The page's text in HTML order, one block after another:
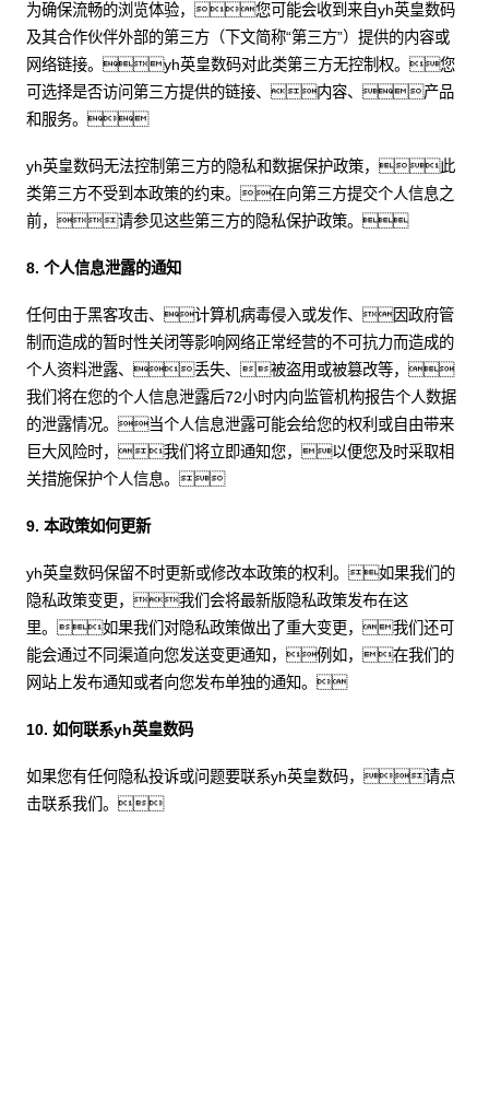
为确保流畅的浏览体验，您可能会收到来自yh英皇数码
及其合作伙伴外部的第三方（下文简称“第三方”）提供的内容或
网络链接。yh英皇数码对此类第三方无控制权。您
可选择是否访问第三方提供的链接、内容、产品
和服务。
yh英皇数码无法控制第三方的隐私和数据保护政策，此
类第三方不受到本政策的约束。在向第三方提交个人信息之
前，请参见这些第三方的隐私保护政策。
8. 个人信息泄露的通知
任何由于黑客攻击、计算机病毒侵入或发作、因政府管
制而造成的暂时性关闭等影响网络正常经营的不可抗力而造成的
个人资料泄露、丢失、被盗用或被篡改等，
我们将在您的个人信息泄露后72小时内向监管机构报告个人数据
的泄露情况。当个人信息泄露可能会给您的权利或自由带来
巨大风险时，我们将立即通知您，以便您及时采取相
关措施保护个人信息。
9. 本政策如何更新
yh英皇数码保留不时更新或修改本政策的权利。如果我们的
隐私政策变更，我们会将最新版隐私政策发布在这
里。如果我们对隐私政策做出了重大变更，我们还可
能会通过不同渠道向您发送变更通知，例如，在我们的
网站上发布通知或者向您发布单独的通知。
10. 如何联系yh英皇数码
如果您有任何隐私投诉或问题要联系yh英皇数码，请点
击联系我们。